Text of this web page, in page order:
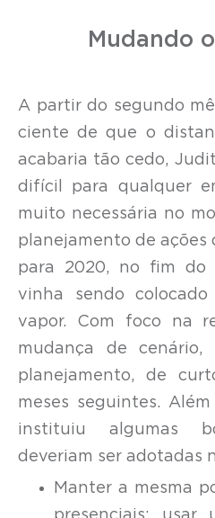
Mudando
A partir do segundo
ciente de que o
acabaria tão cedo,
difícil para qualquer
muito necessária no
planejamento de ações
para 2020, no fim do
vinha sendo
vapor. Com foco na
mudança de
planejamento, de
meses seguintes.
instituiu algumas
deveriam ser adotadas
Manter a mesma